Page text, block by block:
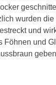
wurden
und
Föhnen und